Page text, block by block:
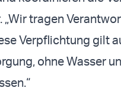
tragen
Verpflichtung gilt
ohne Wasser